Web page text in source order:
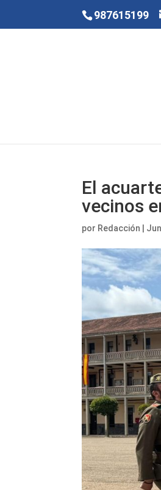
987615199
El
vecinos
por Redacción